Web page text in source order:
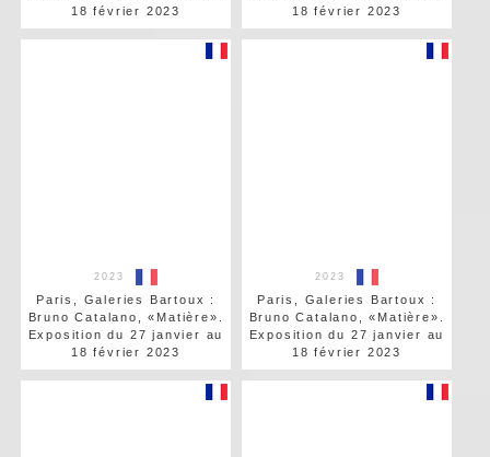
18 février 2023
18 février 2023
2023
Paris, Galeries Bartoux :
Bruno Catalano, «Matière».
Exposition du 27 janvier au
18 février 2023
2023
Paris, Galeries Bartoux :
Bruno Catalano, «Matière».
Exposition du 27 janvier au
18 février 2023